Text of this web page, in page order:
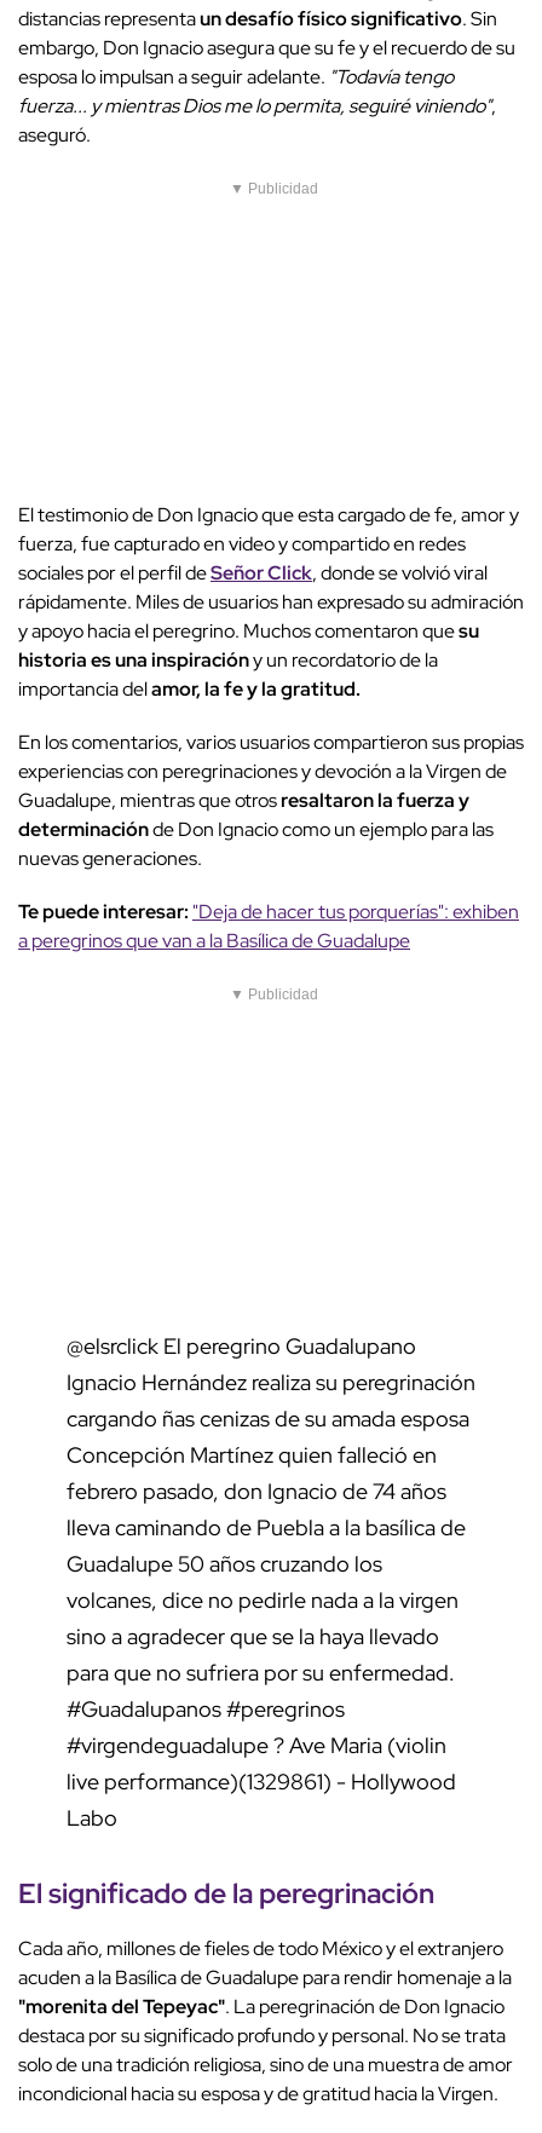
distancias representaun desafío físico significativo. Sin
embargo, Don Ignacio asegura que su fe y el recuerdo de su
esposa lo impulsan a seguir adelante. "Todavía tengo
fuerza... y mientras Dios me lo permita, seguiré viniendo",
aseguró.
▼ Publicidad
El testimonio de Don Ignacio que esta cargado de fe, amor y
fuerza, fue capturado en video y compartido en redes
sociales por el perfil deSeñor Click, donde se volvió viral
rápidamente. Miles de usuarios han expresado su admiración
y apoyo hacia el peregrino. Muchos comentaron quesu
historia es una inspiracióny un recordatorio de la
importancia delamor, la fe y la gratitud.
En los comentarios, varios usuarios compartieron sus propias
experiencias con peregrinaciones y devoción a la Virgen de
Guadalupe, mientras que otrosresaltaron la fuerza y
determinaciónde Don Ignacio como un ejemplo para las
nuevas generaciones.
Te puede interesar: "Deja de hacer tus porquerías": exhiben
a peregrinos que van a la Basílica de Guadalupe
▼ Publicidad
@elsrclick El peregrino Guadalupano
Ignacio Hernández realiza su peregrinación
cargando ñas cenizas de su amada esposa
Concepción Martínez quien falleció en
febrero pasado, don Ignacio de 74 años
lleva caminando de Puebla a la basílica de
Guadalupe 50 años cruzando los
volcanes, dice no pedirle nada a la virgen
sino a agradecer que se la haya llevado
para que no sufriera por su enfermedad.
#Guadalupanos#peregrinos
#virgendeguadalupe? Ave Maria (violin
live performance)(1329861) - Hollywood
Labo
El significado de la peregrinación
Cada año, millones de fieles de todo México y el extranjero
acuden a la Basílica de Guadalupe para rendir homenaje a la
"morenita del Tepeyac". La peregrinación de Don Ignacio
destaca por su significado profundo y personal. No se trata
solo de una tradición religiosa, sino de una muestra de amor
incondicional hacia su esposa y de gratitud hacia la Virgen.